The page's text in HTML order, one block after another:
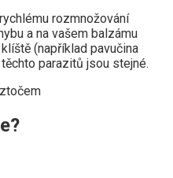
rozmnožování
a na vašem balzámu
(například pavučina
parazitů jsou stejné.